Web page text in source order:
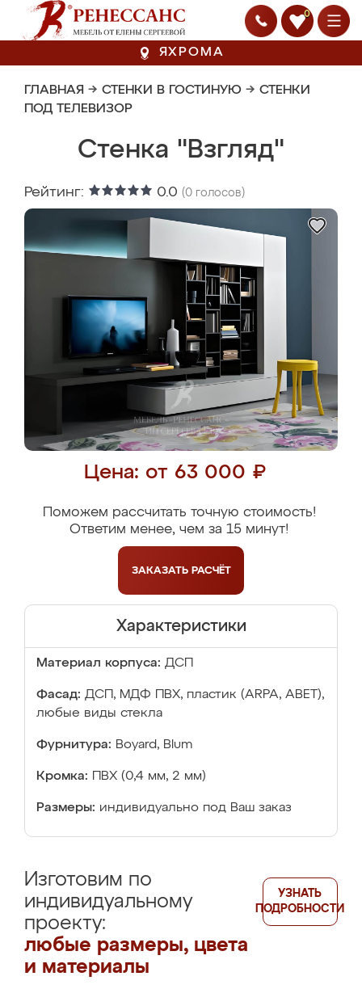
0
ЯХРОМА
ГЛАВНАЯ → СТЕНКИ В ГОСТИНУЮ → СТЕНКИ
ПОД ТЕЛЕВИЗОР
Стенка "Взгляд"
Рейтинг: 0.0 (0 голосов)
Цена: от 63 000 ₽
Поможем рассчитать точную стоимость!
Ответим менее, чем за 15 минут!
ЗАКАЗАТЬ РАСЧЁТ
Характеристики
Материал корпуса: ДСП
Фасад: ДСП, МДФ ПВХ, пластик (ARPA, ABET),
любые виды стекла
Фурнитура: Boyard, Blum
Кромка: ПВХ (0,4 мм, 2 мм)
Размеры: индивидуально под Ваш заказ
Изготовим по
индивидуальному
проекту:
любые размеры, цвета
и материалы
УЗНАТЬ
ПОДРОБНОСТИ